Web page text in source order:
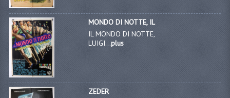
MONDO DI NOTTE, IL
IL MONDO DI NOTTE,
LUIGI...plus
ZEDER